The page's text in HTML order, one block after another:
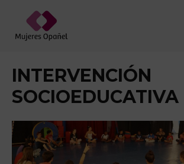
contenido
INTERVENCIÓN
SOCIOEDUCATIVA